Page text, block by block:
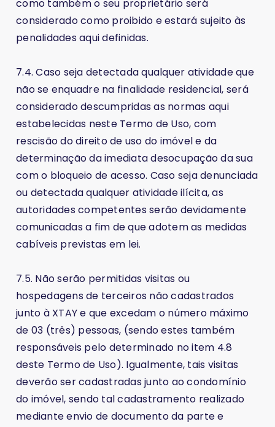
como também o seu proprietário será
considerado como proibido e estará sujeito às
penalidades aqui definidas.
7.4. Caso seja detectada qualquer atividade que
não se enquadre na finalidade residencial, será
considerado descumpridas as normas aqui
estabelecidas neste Termo de Uso, com
rescisão do direito de uso do imóvel e da
determinação da imediata desocupação da sua
com o bloqueio de acesso. Caso seja denunciada
ou detectada qualquer atividade ilícita, as
autoridades competentes serão devidamente
comunicadas a fim de que adotem as medidas
cabíveis previstas em lei.
7.5. Não serão permitidas visitas ou
hospedagens de terceiros não cadastrados
junto à XTAY e que excedam o número máximo
de 03 (três) pessoas, (sendo estes também
responsáveis pelo determinado no item 4.8
deste Termo de Uso). Igualmente, tais visitas
deverão ser cadastradas junto ao condomínio
do imóvel, sendo tal cadastramento realizado
mediante envio de documento da parte e